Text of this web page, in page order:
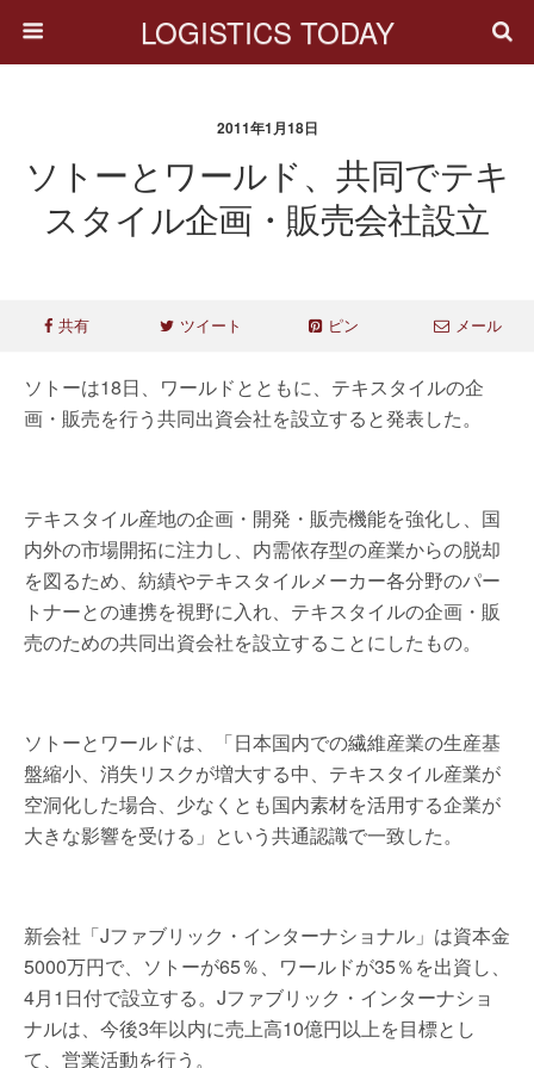
LOGISTICS TODAY
2011年1月18日
ソトーとワールド、共同でテキ
スタイル企画・販売会社設立
共有 ツイート ピン メール
ソトーは18日、ワールドとともに、テキスタイルの企
画・販売を行う共同出資会社を設立すると発表した。
テキスタイル産地の企画・開発・販売機能を強化し、国
内外の市場開拓に注力し、内需依存型の産業からの脱却
を図るため、紡績やテキスタイルメーカー各分野のパー
トナーとの連携を視野に入れ、テキスタイルの企画・販
売のための共同出資会社を設立することにしたもの。
ソトーとワールドは、「日本国内での繊維産業の生産基
盤縮小、消失リスクが増大する中、テキスタイル産業が
空洞化した場合、少なくとも国内素材を活用する企業が
大きな影響を受ける」という共通認識で一致した。
新会社「Jファブリック・インターナショナル」は資本金
5000万円で、ソトーが65％、ワールドが35％を出資し、
4月1日付で設立する。Jファブリック・インターナショ
ナルは、今後3年以内に売上高10億円以上を目標とし
て、営業活動を行う。